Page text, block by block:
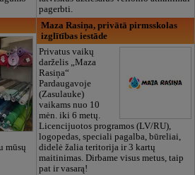
pagerbti.
mūsų
Maza Rasiņa, privātā pirmsskolas
izglītības iestāde
Privatus vaikų
darželis „Maza
Rasiņa“
Pardaugavoje
(Zasulauke)
vaikams nuo 10
mėn. iki 6 metų.
Licencijuotos programos (LV/RU),
logopedas, speciali pagalba, būreliai,
didelė žalia teritorija ir 3 kartų
maitinimas. Dirbame visus metus, taip
pat ir vasarą!